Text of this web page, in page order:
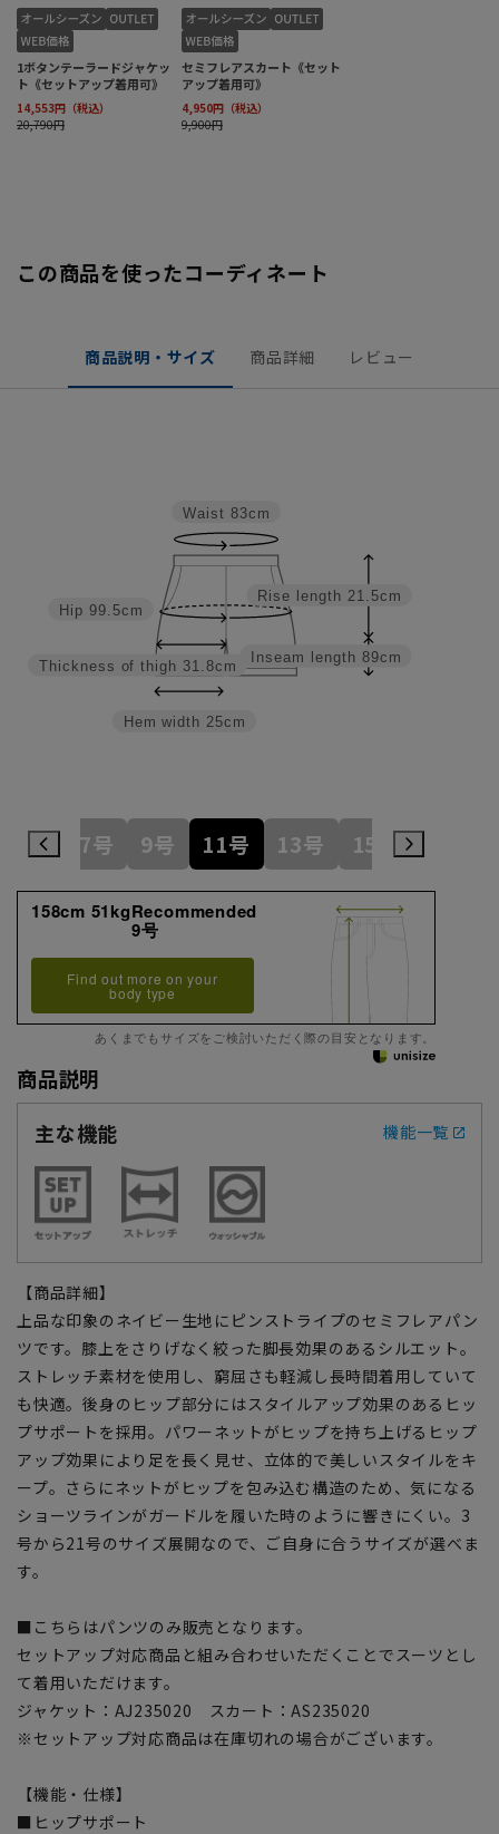
この商品を使ったコーディネート
商品説明・サイズ 商品詳細 レビュー
Rise length 21.5cm
Inseam length 89cm
Hem width 25cm
Thickness of thigh 31.8cm
Hip 99.5cm
Waist 83cm
5号 7号 9号 11号 13号 15号
158cm 51kgRecommended
9号
Find out more on your
body type
あくまでもサイズをご検討いただく際の目安となります。
商品説明
主な機能
機能一覧
【商品詳細】
上品な印象のネイビー生地にピンストライプのセミフレアパン
ツです。膝上をさりげなく絞った脚長効果のあるシルエット。
ストレッチ素材を使用し、窮屈さも軽減し長時間着用していて
も快適。後身のヒップ部分にはスタイルアップ効果のあるヒッ
プサポートを採用。パワーネットがヒップを持ち上げるヒップ
アップ効果により足を長く見せ、立体的で美しいスタイルをキ
ープ。さらにネットがヒップを包み込む構造のため、気になる
ショーツラインがガードルを履いた時のように響きにくい。3
号から21号のサイズ展開なので、ご自身に合うサイズが選べま
す。
■こちらはパンツのみ販売となります。
セットアップ対応商品と組み合わせいただくことでスーツとし
て着用いただけます。
ジャケット：AJ235020 スカート：AS235020
※セットアップ対応商品は在庫切れの場合がございます。
【機能・仕様】
■ヒップサポート